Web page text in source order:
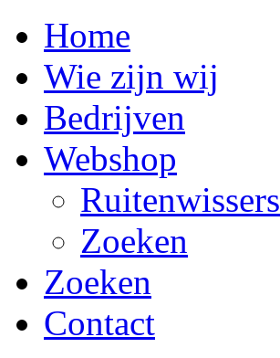
Home
Wie zijn wij
Bedrijven
Webshop
Ruitenwissers
Zoeken
Zoeken
Contact